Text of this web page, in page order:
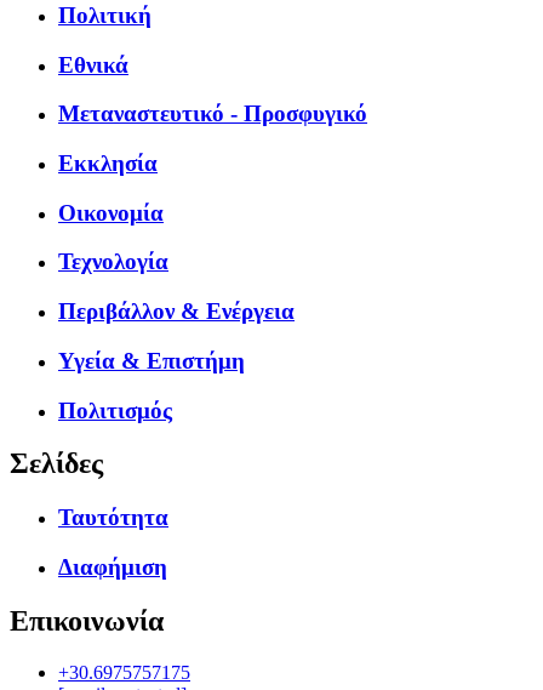
Πολιτική
Εθνικά
Μεταναστευτικό - Προσφυγικό
Εκκλησία
Οικονομία
Τεχνολογία
Περιβάλλον & Ενέργεια
Υγεία & Επιστήμη
Πολιτισμός
Σελίδες
Ταυτότητα
Διαφήμιση
Επικοινωνία
+30.6975757175